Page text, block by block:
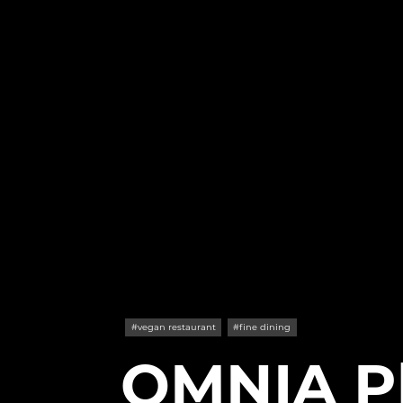
#vegan restaurant #fine dining
OMNIA